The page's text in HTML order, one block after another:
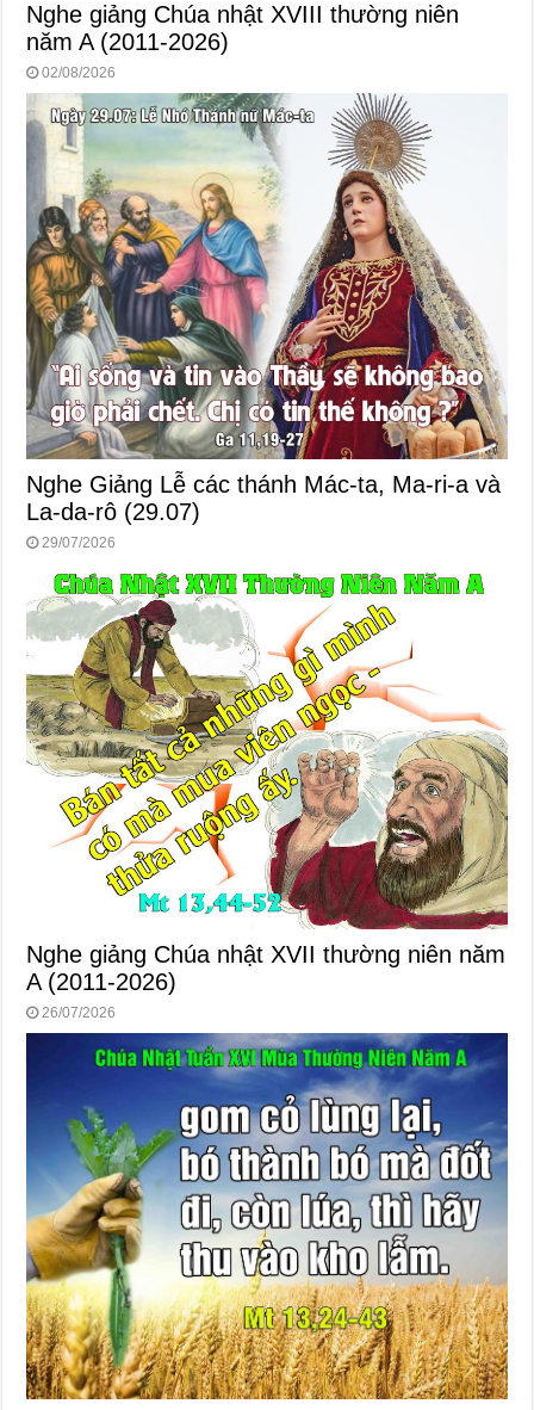
Nghe giảng Chúa nhật XVIII thường niên
năm A (2011-2026)
02/08/2026
Nghe Giảng Lễ các thánh Mác-ta, Ma-ri-a và
La-da-rô (29.07)
29/07/2026
Nghe giảng Chúa nhật XVII thường niên năm
A (2011-2026)
26/07/2026